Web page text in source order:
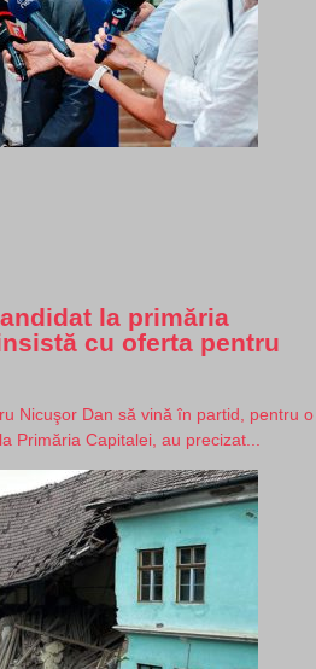
la primăria
cu oferta pentru
Nicuşor Dan să vină în partid, pentru o
Primăria Capitalei, au precizat...